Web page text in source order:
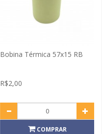
Bobina Térmica 57x15 RB
R$2,00
COMPRAR